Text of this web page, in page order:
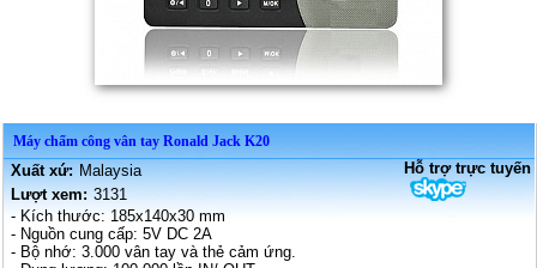
Máy chấm công vân tay Ronald Jack K20
Xuất xứ: Malaysia
Lượt xem: 3131
- Kích thước: 185x140x30 mm
- Nguồn cung cấp: 5V DC 2A
- Bộ nhớ: 3.000 vân tay và thẻ cảm ứng.
Hỗ trợ trực tuyến